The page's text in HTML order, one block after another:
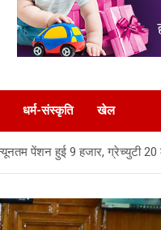
धर्म-संस्कृति खेल
पेंशन हुई 9 हजार, ग्रेच्युटी 20